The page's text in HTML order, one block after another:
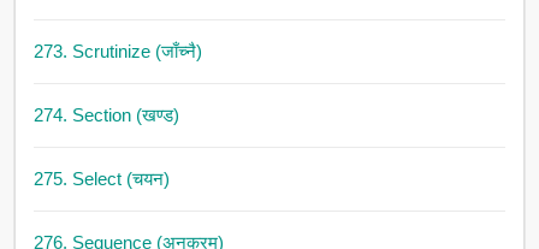
273. Scrutinize (जाँच्नै)
274. Section (खण्ड)
275. Select (चयन)
276. Sequence (अनुक्रम)